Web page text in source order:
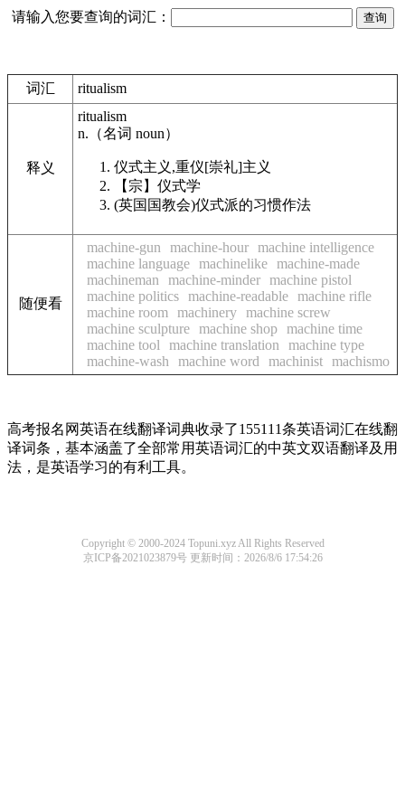
请输入您要查询的词汇：
词汇 ritualism
释义
ritualism
n. （名词 noun）
仪式主义,重仪[崇礼]主义
【宗】 仪式学
(英国国教会)仪式派的习惯作法
随便看
machine-gun machine-hour machine intelligence
machine language machinelike machine-made
machineman
machine-minder machine pistol
machine politics machine-readable machine rifle
machine room
machinery machine screw
machine sculpture machine shop machine time
machine tool
machine translation
machine type
machine-wash
machine word machinist machismo
高考报名网英语在线翻译词典收录了155111条英语词汇在线翻
译词条，基本涵盖了全部常用英语词汇的中英文双语翻译及用
法，是英语学习的有利工具。
Copyright © 2000-2024 Topuni.xyz All Rights Reserved
京ICP备2021023879号更新时间：2026/8/6 17:54:26